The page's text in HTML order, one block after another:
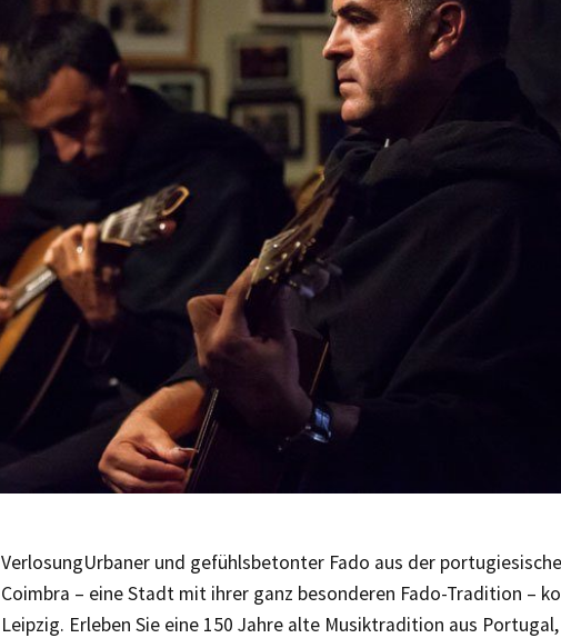
VerlosungUrbaner und gefühlsbetonter Fado aus der
Coimbra – eine Stadt mit ihrer ganz besonderen Fado-Tradition –
Leipzig. Erleben Sie eine 150 Jahre alte Musiktradition aus